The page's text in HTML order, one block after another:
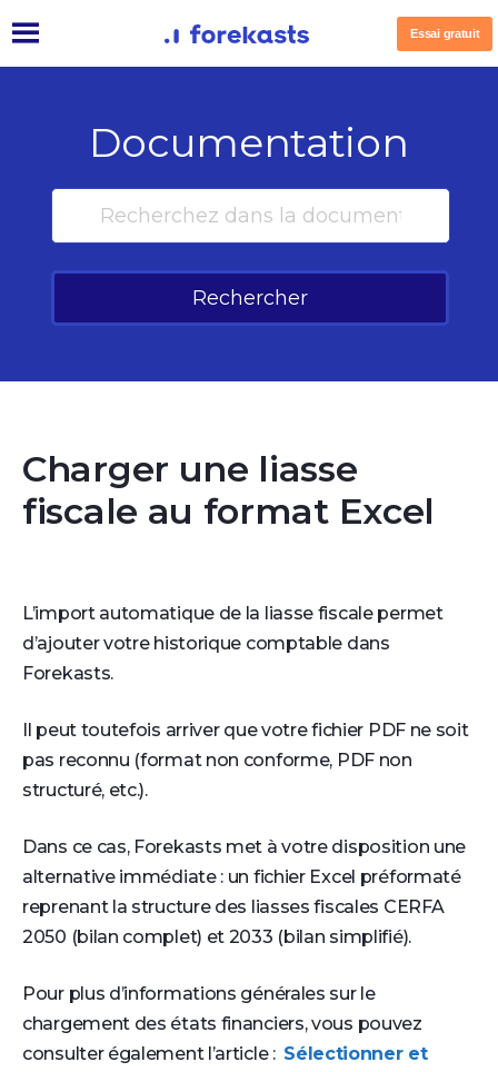
Essai gratuit
Documentation
Rechercher
Charger une liasse
fiscale au format Excel
L’import automatique de la liasse fiscale permet
d’ajouter votre historique comptable dans
Forekasts.
Il peut toutefois arriver que votre fichier PDF ne soit
pas reconnu (format non conforme, PDF non
structuré, etc.).
Dans ce cas, Forekasts met à votre disposition une
alternative immédiate : un fichier Excel préformaté
reprenant la structure des liasses fiscales CERFA
2050 (bilan complet) et 2033 (bilan simplifié).
Pour plus d’informations générales sur le
chargement des états financiers, vous pouvez
consulter également l’article : Sélectionner et